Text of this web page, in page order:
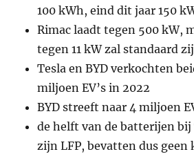
100 kWh, eind dit jaar 150
Rimac laadt tegen 500 kW,
tegen 11 kW zal standaard
Tesla en BYD verkochten
miljoen EV’s in 2022
BYD streeft naar 4 miljoen
de helft van de batterijen bij
zijn LFP, bevatten dus geen